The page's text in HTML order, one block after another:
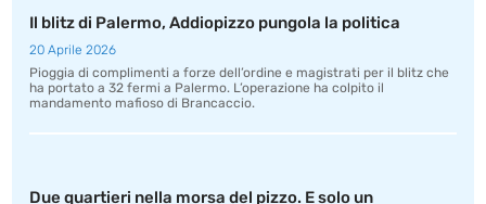
Il blitz di Palermo, Addiopizzo pungola la politica
20 Aprile 2026
Pioggia di complimenti a forze dell’ordine e magistrati per il blitz che
ha portato a 32 fermi a Palermo. L’operazione ha colpito il
mandamento mafioso di Brancaccio.
Due quartieri nella morsa del pizzo. E solo un